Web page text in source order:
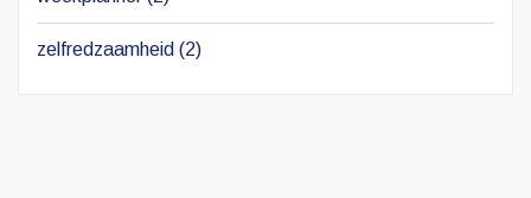
zelfredzaamheid (2)